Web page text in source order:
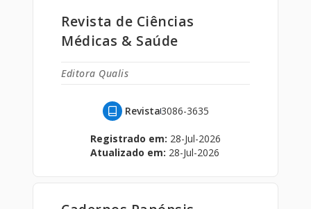
Revista de Ciências
Médicas & Saúde
Editora Qualis
Revista3086-3635
Registrado em: 28-Jul-2026
Atualizado em: 28-Jul-2026